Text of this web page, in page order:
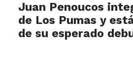
Juan Penoucos
de Los Pumas y
de su esperado